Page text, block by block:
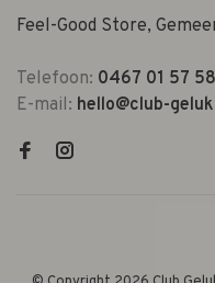
Feel-Good Store,
Telefoon: 0467 01 57 58
E-mail: hello@club-